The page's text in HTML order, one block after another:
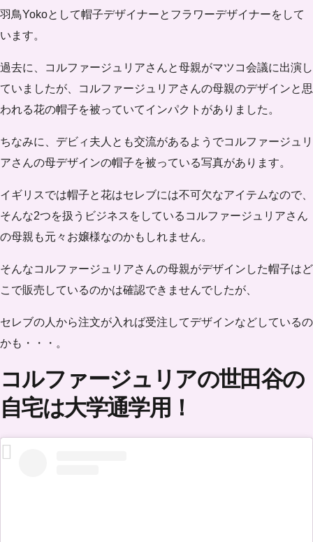
羽鳥Yokoとして帽子デザイナーとフラワーデザイナーをして
います。
過去に、コルファージュリアさんと母親がマツコ会議に出演し
ていましたが、コルファージュリアさんの母親のデザインと思
われる花の帽子を被っていてインパクトがありました。
ちなみに、デビィ夫人とも交流があるようでコルファージュリ
アさんの母デザインの帽子を被っている写真があります。
イギリスでは帽子と花はセレブには不可欠なアイテムなので、
そんな2つを扱うビジネスをしているコルファージュリアさん
の母親も元々お嬢様なのかもしれません。
そんなコルファージュリアさんの母親がデザインした帽子はど
こで販売しているのかは確認できませんでしたが、
セレブの人から注文が入れば受注してデザインなどしているの
かも・・・。
コルファージュリアの世田谷の
自宅は大学通学用！